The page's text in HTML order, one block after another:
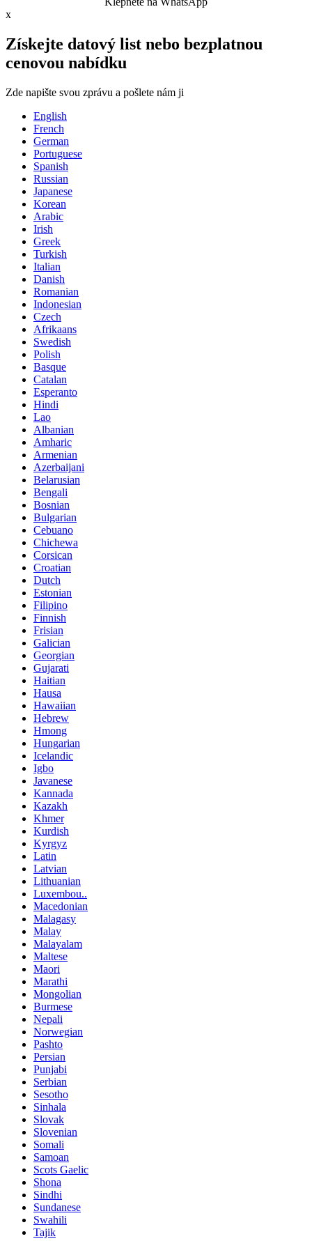
x
Získejte datový list nebo bezplatnou
cenovou nabídku
Zde napište svou zprávu a pošlete nám ji
English
French
German
Portuguese
Spanish
Russian
Japanese
Korean
Arabic
Irish
Greek
Turkish
Italian
Danish
Romanian
Indonesian
Czech
Afrikaans
Swedish
Polish
Basque
Catalan
Esperanto
Hindi
Lao
Albanian
Amharic
Armenian
Azerbaijani
Belarusian
Bengali
Bosnian
Bulgarian
Cebuano
Chichewa
Corsican
Croatian
Dutch
Estonian
Filipino
Finnish
Frisian
Galician
Georgian
Gujarati
Haitian
Hausa
Hawaiian
Hebrew
Hmong
Hungarian
Icelandic
Igbo
Javanese
Kannada
Kazakh
Khmer
Kurdish
Kyrgyz
Latin
Latvian
Lithuanian
Luxembou..
Macedonian
Malagasy
Malay
Malayalam
Maltese
Maori
Marathi
Mongolian
Burmese
Nepali
Norwegian
Pashto
Persian
Punjabi
Serbian
Sesotho
Sinhala
Slovak
Slovenian
Somali
Samoan
Scots Gaelic
Shona
Sindhi
Sundanese
Swahili
Tajik